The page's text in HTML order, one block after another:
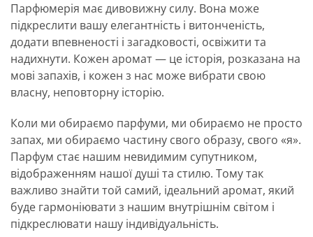
Парфюмерія має дивовижну силу. Вона може
підкреслити вашу елегантність і витонченість,
додати впевненості і загадковості, освіжити та
надихнути. Кожен аромат — це історія, розказана на
мові запахів, і кожен з нас може вибрати свою
власну, неповторну історію.
Коли ми обираємо парфуми, ми обираємо не просто
запах, ми обираємо частину свого образу, свого «я».
Парфум стає нашим невидимим супутником,
відображенням нашої душі та стилю. Тому так
важливо знайти той самий, ідеальний аромат, який
буде гармоніювати з нашим внутрішнім світом і
підкреслювати нашу індивідуальність.